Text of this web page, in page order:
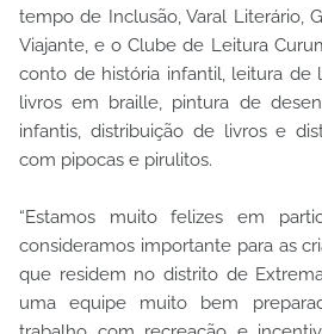
tempo de Inclusão, Varal Literário,
Viajante, e o Clube de Leitura
conto de história infantil, leitura de
livros em braille, pintura de
infantis, distribuição de livros e
com pipocas e pirulitos.
“Estamos muito felizes em
consideramos importante para as
que residem no distrito de
uma equipe muito bem